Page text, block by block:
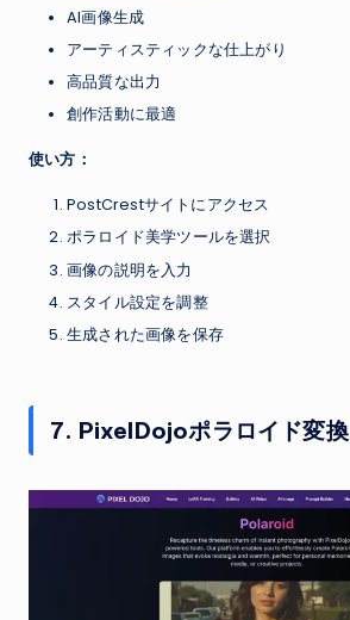
AI画像生成
アーティスティックな仕上がり
高品質な出力
創作活動に最適
使い方：
PostCrestサイトにアクセス
ポラロイド美学ツールを選択
画像の説明を入力
スタイル設定を調整
生成された画像を保存
7. PixelDojoポラロイド変換